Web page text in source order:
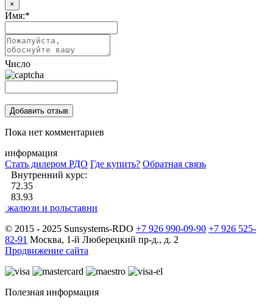
×
Имя:*
Число
Пока нет комментариев
информация
Стать дилером РДО Где купить? Обратная связь
Внутренний курс:
72.35
83.93
жалюзи и рольставни
© 2015 - 2025 Sunsystems-RDO +7 926 990-09-90 +7 926 525-
82-91 Москва, 1-й Люберецкий пр-д., д. 2
Продвижение сайта
Полезная информация